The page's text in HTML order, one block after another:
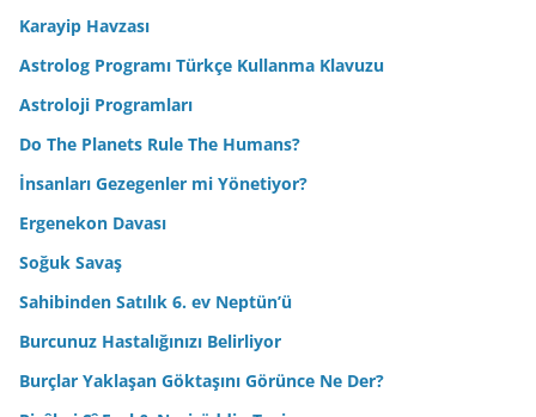
Karayip Havzası
Astrolog Programı Türkçe Kullanma Klavuzu
Astroloji Programları
Do The Planets Rule The Humans?
İnsanları Gezegenler mi Yönetiyor?
Ergenekon Davası
Soğuk Savaş
Sahibinden Satılık 6. ev Neptün’ü
Burcunuz Hastalığınızı Belirliyor
Burçlar Yaklaşan Göktaşını Görünce Ne Der?